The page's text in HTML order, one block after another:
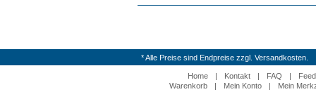
* Alle Preise sind Endpreise zzgl. Versandkosten.
Home | Kontakt | FAQ |
Warenkorb
| Mein Konto | Mein